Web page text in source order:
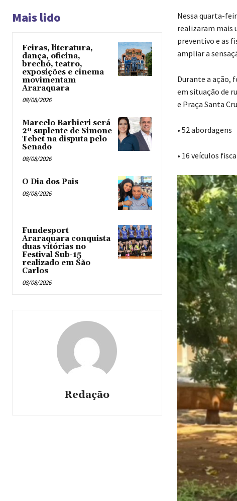
Mais lido
Feiras, literatura,
dança, oficina,
brechó, teatro,
exposições e cinema
movimentam
Araraquara
08/08/2026
Marcelo Barbieri será
2º suplente de Simone
Tebet na disputa pelo
Senado
08/08/2026
O Dia dos Pais
08/08/2026
Fundesport
Araraquara conquista
duas vitórias no
Festival Sub-15
realizado em São
Carlos
08/08/2026
Redação
Nessa quarta-
realizaram mais
preventivo e as
ampliar a
‎Durante a ação,
em situação de
e Praça Santa
‎‎• 52 abordagens
‎• 16 veículos